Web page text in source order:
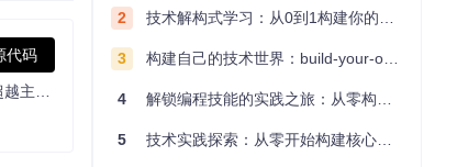
代码
2 技术解构式学习：从0到1构建你的编程知识体系
3 构建自己的技术世界：build-your-own-x项目的实践探索指南
4 解锁编程技能的实践之旅：从零构建你的技术世界
5 技术实践探索：从零开始构建核心系统的实践指南